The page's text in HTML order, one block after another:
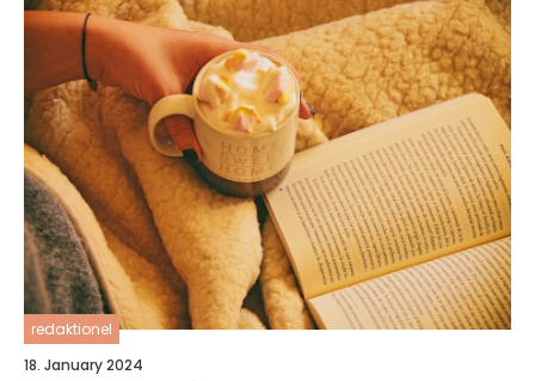
redaktionel
18. January 2024